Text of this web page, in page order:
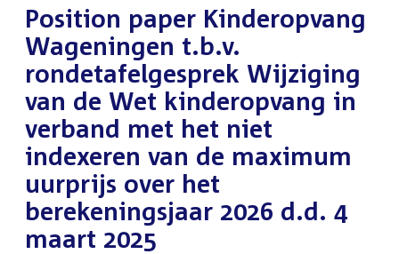
:Position paper Kinderopvang
Wageningen t.b.v.
rondetafelgesprek Wijziging
van de Wet kinderopvang in
verband met het niet
indexeren van de maximum
uurprijs over het
berekeningsjaar 2026 d.d. 4
maart 2025